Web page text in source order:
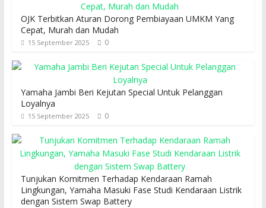
OJK Terbitkan Aturan Dorong Pembiayaan UMKM Yang
Cepat, Murah dan Mudah
15 September 2025 0
Yamaha Jambi Beri Kejutan Special Untuk Pelanggan
Loyalnya
15 September 2025 0
Tunjukan Komitmen Terhadap Kendaraan Ramah
Lingkungan, Yamaha Masuki Fase Studi Kendaraan Listrik
dengan Sistem Swap Battery